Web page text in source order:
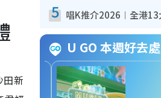
田新
5
U GO 本週好去處